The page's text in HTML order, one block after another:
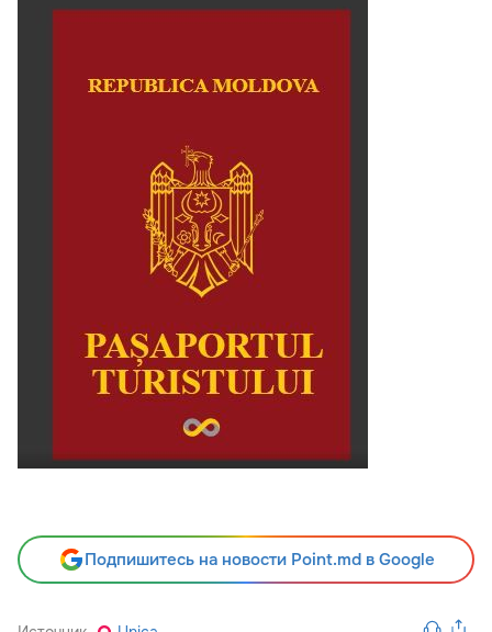
Подпишитесь на новости Point.md в Google